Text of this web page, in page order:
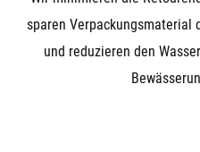
sparen Verpackungsmaterial
und reduzieren den